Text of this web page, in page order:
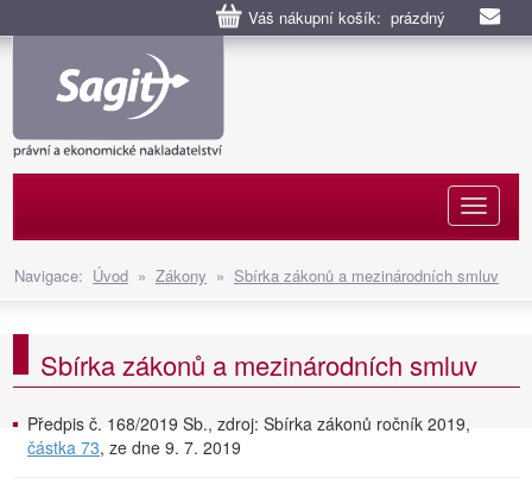
Váš nákupní košík: prázdný
Navigace: Úvod » Zákony » Sbírka zákonů a mezinárodních smluv
Sbírka zákonů a mezinárodních smluv
Předpis č. 168/2019 Sb., zdroj: Sbírka zákonů ročník 2019,
částka 73, ze dne 9. 7. 2019